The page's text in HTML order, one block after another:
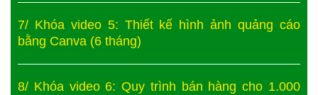
7/ Khóa video 5: Thiết kế hình ảnh quảng cáo
bằng Canva (6 tháng)
8/ Khóa video 6: Quy trình bán hàng cho 1.000